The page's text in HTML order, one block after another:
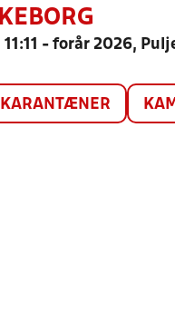
- forår 2026,
KARANTÆNER